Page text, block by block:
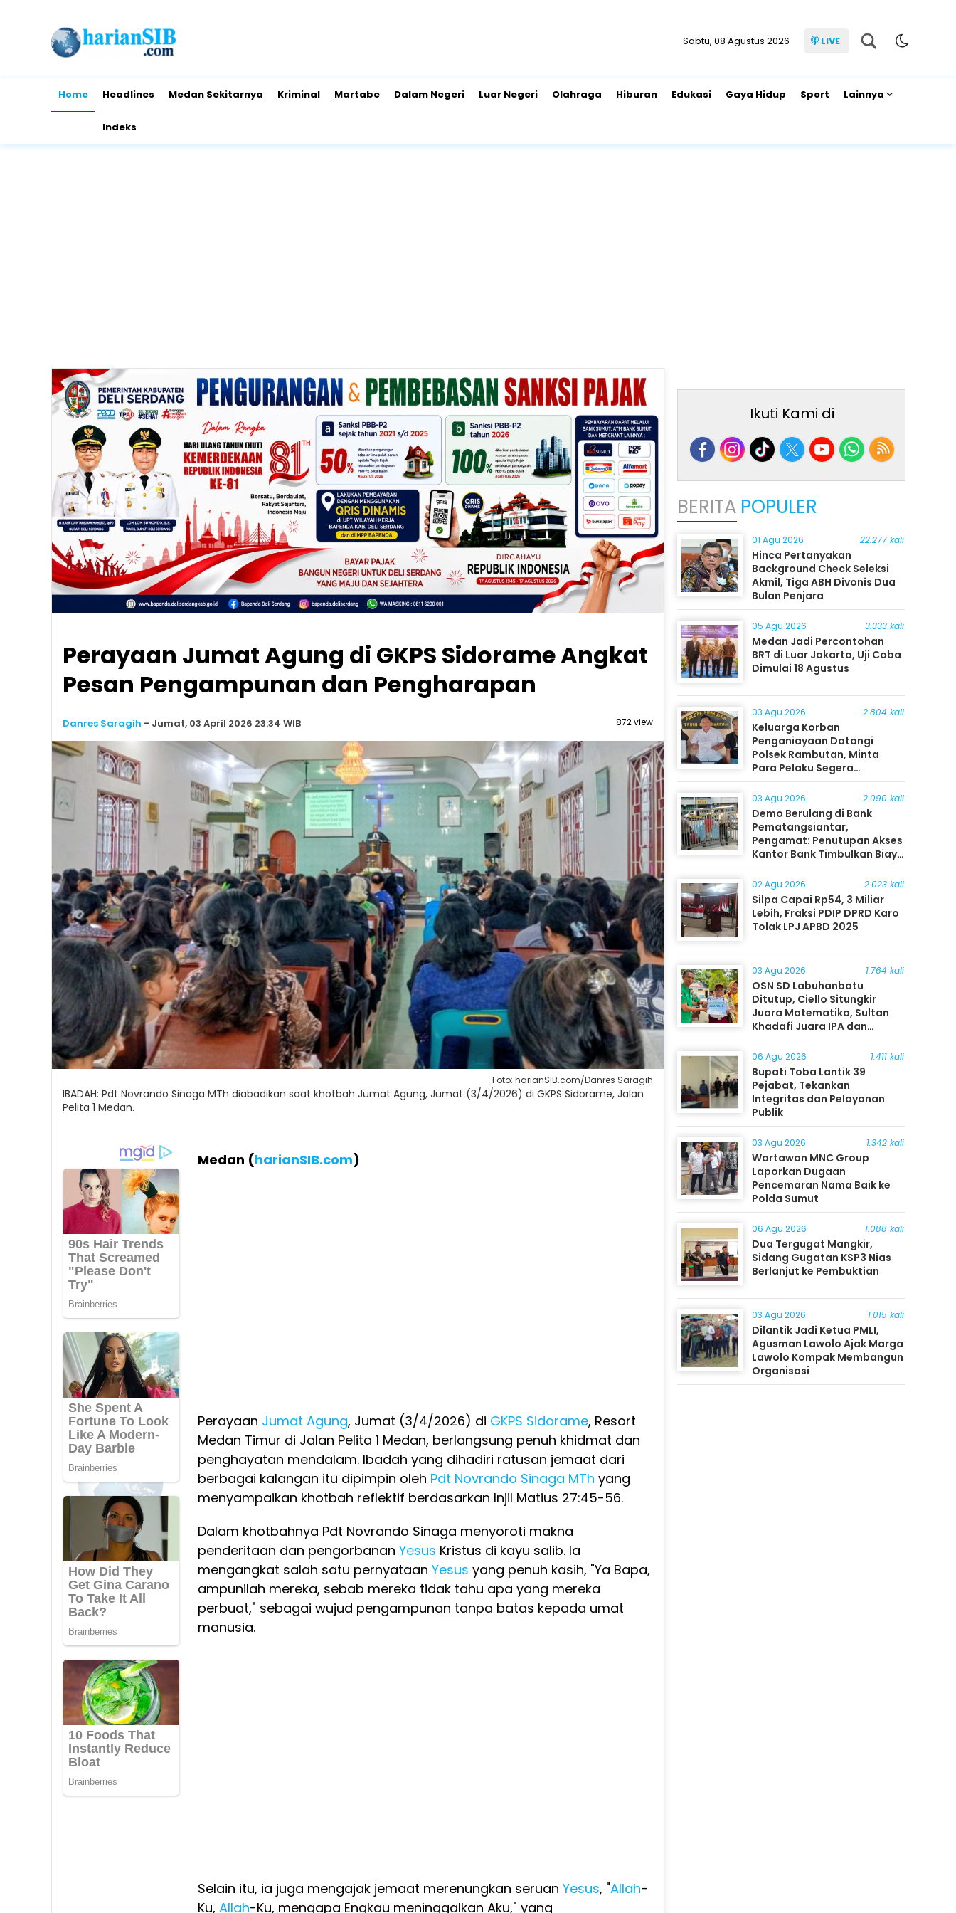
Sabtu, 08 Agustus 2026 LIVE
Home Headlines Medan Sekitarnya Kriminal Martabe Dalam Negeri Luar Negeri Olahraga Hiburan Edukasi Gaya Hidup Sport Lainnya
Indeks
Perayaan Jumat Agung di GKPS Sidorame Angkat
Pesan Pengampunan dan Pengharapan
Danres Saragih - Jumat, 03 April 2026 23:34 WIB 872 view
Foto: harianSIB.com/Danres Saragih
IBADAH: Pdt Novrando Sinaga MTh diabadikan saat khotbah Jumat Agung, Jumat (3/4/2026) di GKPS Sidorame, Jalan
Pelita 1 Medan.
Medan (harianSIB.com)
Perayaan Jumat Agung, Jumat (3/4/2026) di GKPS Sidorame, Resort
Medan Timur di Jalan Pelita 1 Medan, berlangsung penuh khidmat dan
penghayatan mendalam. Ibadah yang dihadiri ratusan jemaat dari
berbagai kalangan itu dipimpin oleh Pdt Novrando Sinaga MTh yang
menyampaikan khotbah reflektif berdasarkan Injil Matius 27:45-56.
Dalam khotbahnya Pdt Novrando Sinaga menyoroti makna
penderitaan dan pengorbanan Yesus Kristus di kayu salib. Ia
mengangkat salah satu pernyataan Yesus yang penuh kasih, "Ya Bapa,
ampunilah mereka, sebab mereka tidak tahu apa yang mereka
perbuat," sebagai wujud pengampunan tanpa batas kepada umat
manusia.
Selain itu, ia juga mengajak jemaat merenungkan seruan Yesus, "Allah-
Ku, Allah-Ku, mengapa Engkau meninggalkan Aku," yang
Ikuti Kami di
BERITA POPULER
01 Agu 2026 22.277 kali
Hinca Pertanyakan
Background Check Seleksi
Akmil, Tiga ABH Divonis Dua
Bulan Penjara
05 Agu 2026 3.333 kali
Medan Jadi Percontohan
BRT di Luar Jakarta, Uji Coba
Dimulai 18 Agustus
03 Agu 2026 2.804 kali
Keluarga Korban
Penganiayaan Datangi
Polsek Rambutan, Minta
Para Pelaku Segera
Ditangkap
03 Agu 2026 2.090 kali
Demo Berulang di Bank
Pematangsiantar,
Pengamat: Penutupan Akses
Kantor Bank Timbulkan Biaya
Ekonomi bagi Masyarakat
02 Agu 2026 2.023 kali
Silpa Capai Rp54, 3 Miliar
Lebih, Fraksi PDIP DPRD Karo
Tolak LPJ APBD 2025
03 Agu 2026 1.764 kali
OSN SD Labuhanbatu
Ditutup, Ciello Situngkir
Juara Matematika, Sultan
Khadafi Juara IPA dan
Timothy Rangkuti Juara IPS
06 Agu 2026 1.411 kali
Bupati Toba Lantik 39
Pejabat, Tekankan
Integritas dan Pelayanan
Publik
03 Agu 2026 1.342 kali
Wartawan MNC Group
Laporkan Dugaan
Pencemaran Nama Baik ke
Polda Sumut
06 Agu 2026 1.088 kali
Dua Tergugat Mangkir,
Sidang Gugatan KSP3 Nias
Berlanjut ke Pembuktian
03 Agu 2026 1.015 kali
Dilantik Jadi Ketua PMLI,
Agusman Lawolo Ajak Marga
Lawolo Kompak Membangun
Organisasi